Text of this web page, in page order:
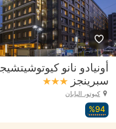
أونيادو نانو
سبرينجز
كيوتو، اليابان
94‏%